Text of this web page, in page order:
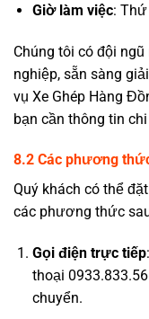
Giờ làm việc:
Chúng tôi có đội
nghiệp, sẵn sàng
vụ Xe Ghép Hàng
bạn cần thông tin
8.2 Các phương
Quý khách có thể
các phương thức
Gọi điện trực tiếp
thoại
chuyển.